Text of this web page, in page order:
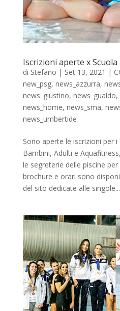
Iscrizioni aperte x
di Stefano | Set 13, 2021 |
new_psg, news_azzurra,
news_giustino, news_gualdo,
news_home, news_sma,
news_umbertide
Sono aperte le iscrizioni per
Bambini, Adulti e
le segreterie delle piscine
brochure e orari sono
del sito dedicate alle singole...